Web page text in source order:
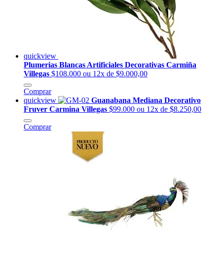
quickview
Plumerias Blancas Artificiales Decorativas Carmiña
Villegas $108.000 ou 12x de $9.000,00
Comprar
quickview
Guanabana Mediana Decorativo
Fruver Carmina Villegas $99.000 ou 12x de $8.250,00
Comprar